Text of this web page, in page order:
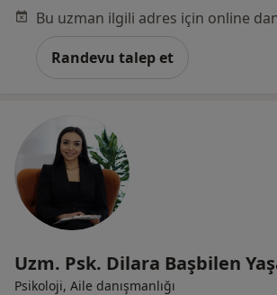
Randevu talep et
Uzm. Psk. Dilara Başbilen
Psikoloji, Aile danışmanlığı